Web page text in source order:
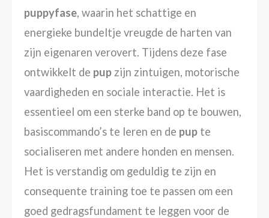
puppyfase, waarin het schattige en
energieke bundeltje vreugde de harten van
zijn eigenaren verovert. Tijdens deze fase
ontwikkelt de pup zijn zintuigen, motorische
vaardigheden en sociale interactie. Het is
essentieel om een sterke band op te bouwen,
basiscommando’s te leren en de pup te
socialiseren met andere honden en mensen.
Het is verstandig om geduldig te zijn en
consequente training toe te passen om een
goed gedragsfundament te leggen voor de